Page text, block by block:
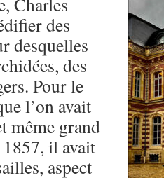
des
desquelles
des
Pour le
l’on avait
même grand
1857, il avait
aspect